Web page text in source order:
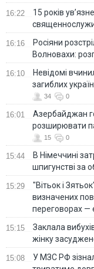
16:22
15 років
16:16
Росіяни
Волновахи:
16:10
Невідомі
загиблих
34 0
16:01
Азербайджан
розширювати
15 0
15:44
В Німеччині
шпигунстві за
15:29
"Вітьок і
визначених
переговорах —
15:15
Заклала
жінку
15:08
У МЗС РФ